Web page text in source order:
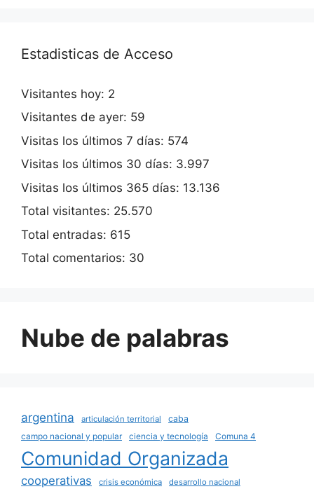
Estadisticas de Acceso
Visitantes hoy: 2
Visitantes de ayer: 59
Visitas los últimos 7 días: 574
Visitas los últimos 30 días: 3.997
Visitas los últimos 365 días: 13.136
Total visitantes: 25.570
Total entradas: 615
Total comentarios: 30
Nube de palabras
argentina articulación territorial
caba
campo nacional y popular
ciencia y tecnología Comuna 4
Comunidad Organizada
cooperativas crisis económica desarrollo nacional